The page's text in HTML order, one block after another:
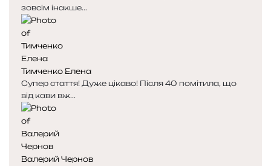
зовсім інакше...
Тимченко Елена
Супер стаття! Дуже цікаво! Після 40 помітила, що
від кави вж...
Валерий Чернов